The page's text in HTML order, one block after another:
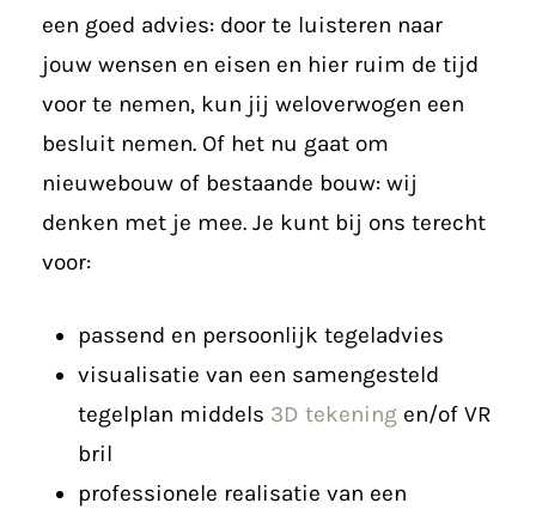
een goed advies: door te luisteren naar
jouw wensen en eisen en hier ruim de tijd
voor te nemen, kun jij weloverwogen een
besluit nemen. Of het nu gaat om
nieuwebouw of bestaande bouw: wij
denken met je mee. Je kunt bij ons terecht
voor:
passend en persoonlijk tegeladvies
visualisatie van een samengesteld
tegelplan middels 3D tekening en/of VR
bril
professionele realisatie van een